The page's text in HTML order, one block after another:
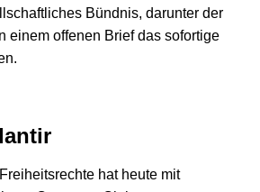
Bündnis, darunter der
einem offenen Brief das sofortige
hat heute mit